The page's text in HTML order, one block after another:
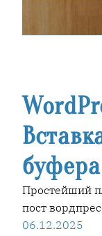
Простейший
пост
06.12.2025